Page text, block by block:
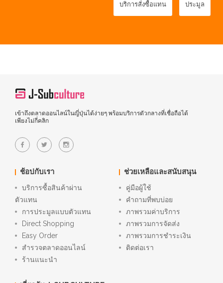
บริการสั่งซื้อแทน ประมูล
เข้าถึงตลาดออนไลน์ในญี่ปุ่นได้ง่ายๆ พร้อมบริการตัวกลางที่เชื่อถือได้
เพียงไม่กี่คลิก
ช้อปกับเรา
บริการซื้อสินค้าผ่าน
ตัวแทน
การประมูลแบบตัวแทน
Direct Shopping
Easy Order
สำรวจตลาดออนไลน์
ร้านแนะนำ
ช่วยเหลือและสนับสนุน
คู่มือผู้ใช้
คำถามที่พบบ่อย
ภาพรวมค่าบริการ
ภาพรวมการจัดส่ง
ภาพรวมการชำระเงิน
ติดต่อเรา